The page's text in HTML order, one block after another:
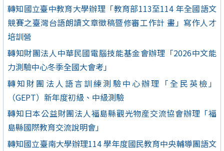
轉知國立臺中教育大學辦理「教育部113至114 年全國語文
競賽之臺灣台語朗讀文章徵稿暨修審工作計 畫」寫作人才
培訓營
轉知財團法人中華民國電腦技能基金會辦理「2026中文能
力測驗中心冬季全國大會考」
轉知財團法人語言訓練測驗中心辦理「全民英檢」
（GEPT）新年度初級、中級測驗
轉知日本公益財團法人福島縣觀光物産交流協會辦理「福
島縣國際教育交流說明會」
轉知國立臺南大學辦理114 學年度國民教育中央輔導團語文